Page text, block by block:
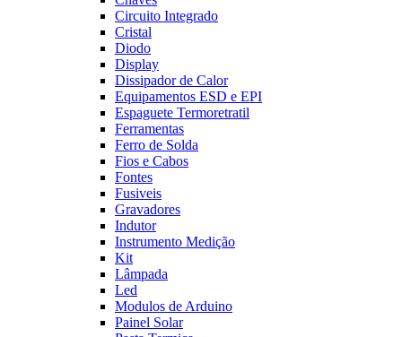
Circuito Integrado
Cristal
Diodo
Display
Dissipador de Calor
Equipamentos ESD e EPI
Espaguete Termoretratil
Ferramentas
Ferro de Solda
Fios e Cabos
Fontes
Fusiveis
Gravadores
Indutor
Instrumento Medição
Kit
Lâmpada
Led
Modulos de Arduino
Painel Solar